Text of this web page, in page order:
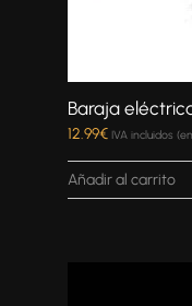
Baraja
12.99€ IVA incluidos
Añadir al carrito